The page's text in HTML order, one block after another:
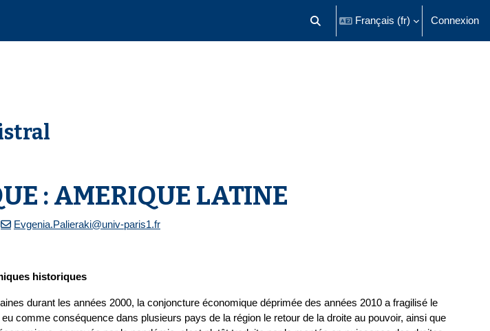
Activer/désactiver la saisie de
Français ‎(fr)‎ Connexion
: AMERIQUE LATINE
Evgenia.Palieraki@univ-paris1.fr
historiques
durant les années 2000, la conjoncture économique déprimée des années 2010 a fragilisé le
comme conséquence dans plusieurs pays de la région le retour de la droite au pouvoir, ainsi que